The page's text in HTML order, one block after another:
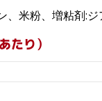
、米粉、増粘剤:ジ
たり）